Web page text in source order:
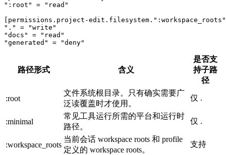
":root" = "read"
[permissions.project-
"." = "write"
"docs" = "read"
"generated" = "deny"
路径形式 含义
是否支
持子路
径
:root
文件系统根目录。只有确实需要广
泛读覆盖时才使用。
仅 .
:minimal
常见工具运行所需的平台和运行时
路径。
仅 .
:workspace_roots
当前会话 workspace roots 和 profile
定义的 workspace roots。
支持